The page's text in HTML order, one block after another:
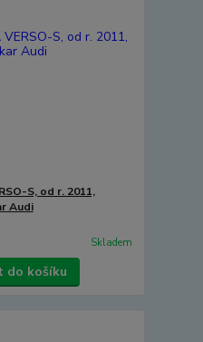
S, od r. 2011,
Audi
Skladem
do košíku